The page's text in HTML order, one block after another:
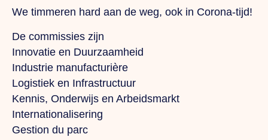
We timmeren hard aan de weg, ook in Corona-tijd!
De commissies zijn
Innovatie en Duurzaamheid
Industrie manufacturière
Logistiek en Infrastructuur
Kennis, Onderwijs en Arbeidsmarkt
Internationalisering
Gestion du parc